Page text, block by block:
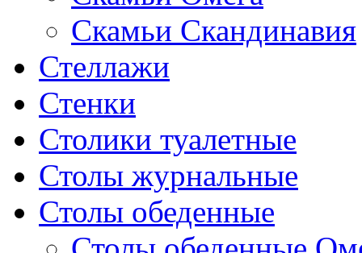
Скамьи Скандинавия
Стеллажи
Стенки
Столики туалетные
Столы журнальные
Столы обеденные